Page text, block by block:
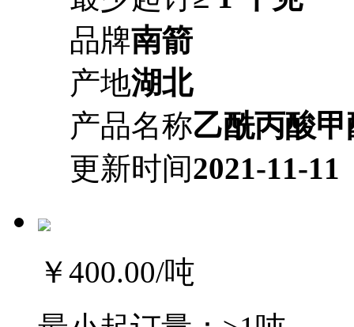
品牌南箭
产地湖北
产品名称乙酰丙酸甲
更新时间2021-11-11
￥400.00/吨